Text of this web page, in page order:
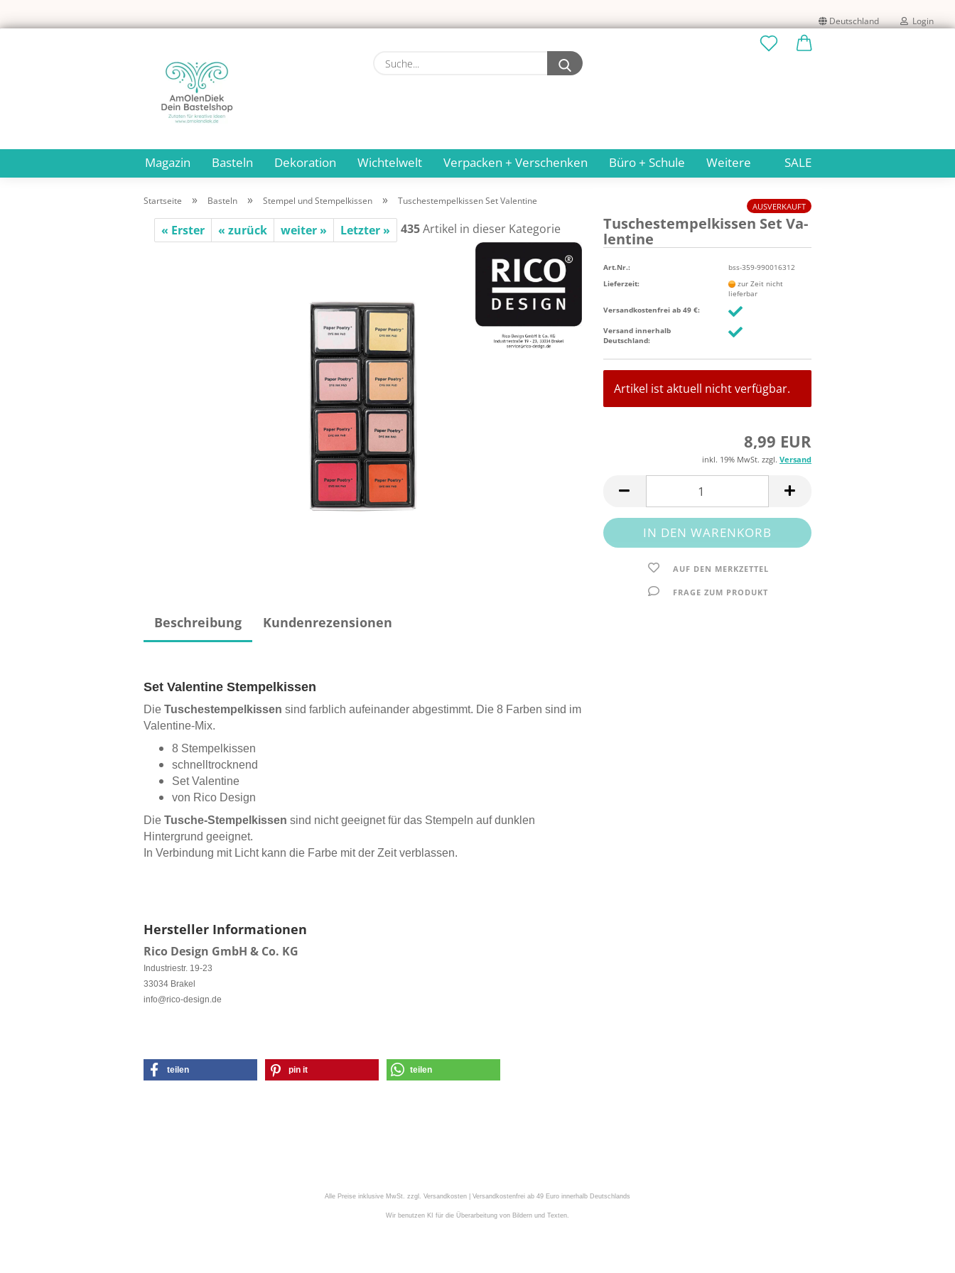
Deutschland Login
Konto erstellen
Passwort vergessen?
Suche...
Magazin Basteln Dekoration Wichtelwelt Verpacken + Verschenken Büro + Schule SALE
Weitere
Startseite » Basteln » Stempel und Stempelkissen » Tuschestempelkissen Set Valentine
« Erster « zurück weiter » Letzter » 435Artikel in dieser Kategorie
AUSVERKAUFT
Tu­sche­s­tem­pel­kis­sen Set Va­
len­ti­ne
Art.Nr.:
bss-359-990016312
Lieferzeit:
zur Zeit nicht
lieferbar
Versandkostenfrei ab 49 €:
Versand innerhalb
Deutschland:
Artikel ist aktuell nicht verfügbar.
8,99 EUR
inkl. 19% MwSt. zzgl. Versand
AUF DEN MERKZETTEL
FRAGE ZUM PRODUKT
Beschreibung Kundenrezensionen
Set Valentine Stempelkissen
Die Tuschestempelkissen sind farblich aufeinander abgestimmt. Die 8 Farben sind im
Valentine-Mix.
8 Stempelkissen
schnelltrocknend
Set Valentine
von Rico Design
Die Tusche-Stempelkissen sind nicht geeignet für das Stempeln auf dunklen
Hintergrund geeignet.
In Verbindung mit Licht kann die Farbe mit der Zeit verblassen.
Hersteller Informationen
Rico Design GmbH & Co. KG
Industriestr. 19-23
33034 Brakel
info@rico-design.de
teilen pin it teilen
Alle Preise inklusive MwSt. zzgl. Versandkosten | Versandkostenfrei ab 49 Euro innerhalb Deutschlands
Wir benutzen KI für die Überarbeitung von Bildern und Texten.